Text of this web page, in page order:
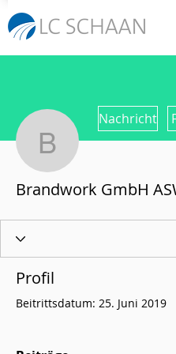
Nachricht
Brandwork GmbH
Profil
Beitrittsdatum: 25. Juni 2019